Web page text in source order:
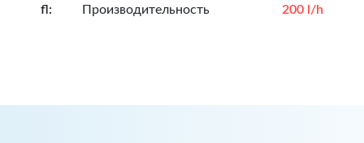
fl: Производительность 200 l/h